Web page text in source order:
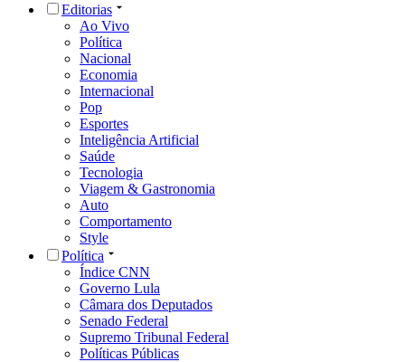
Editorias
Ao Vivo
Política
Nacional
Economia
Internacional
Pop
Esportes
Inteligência Artificial
Saúde
Tecnologia
Viagem & Gastronomia
Auto
Comportamento
Style
Política
Índice CNN
Governo Lula
Câmara dos Deputados
Senado Federal
Supremo Tribunal Federal
Políticas Públicas